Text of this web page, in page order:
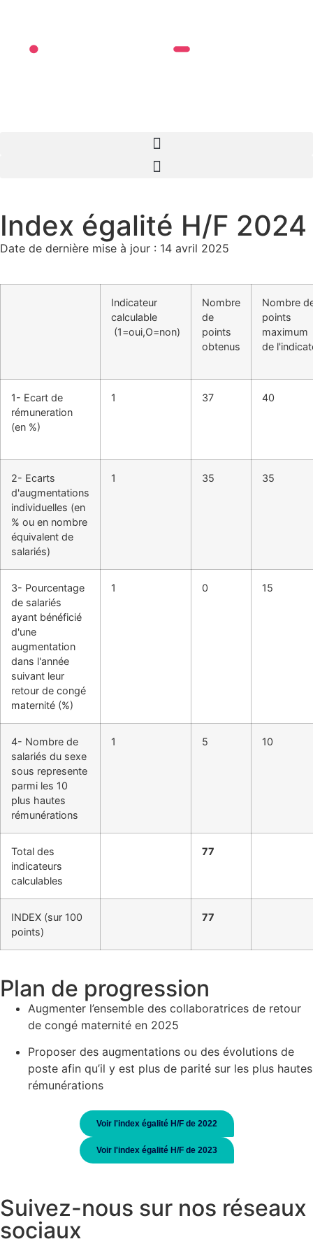
Index égalité H/F 2024
Date de dernière mise à jour : 14 avril 2025
Indicateur
calculable
(1=oui,O=non)
Nombre
de
points
obtenus
Nombre
points
maximum
de
1- Ecart de
rémuneration
(en %)
1 37 40
2- Ecarts
d'augmentations
individuelles (en
% ou en nombre
équivalent de
salariés)
1 35 35
3- Pourcentage
de salariés
ayant bénéficié
d'une
augmentation
dans l'année
suivant leur
retour de congé
maternité (%)
1 0 15
4- Nombre de
salariés du sexe
sous­ represente
parmi les 10
plus hautes
rémunérations
1 5 10
Total des
indicateurs
calculables
77
INDEX (sur 100
points)
77
Plan de progression
Augmenter l’ensemble des collaboratrices de retour
de congé maternité en 2025
Proposer des augmentations ou des évolutions de
poste afin qu’il y est plus de parité sur les plus hautes
rémunérations
Voir l'index égalité H/F de 2022
Voir l'index égalité H/F de 2023
Suivez-nous sur nos réseaux
sociaux